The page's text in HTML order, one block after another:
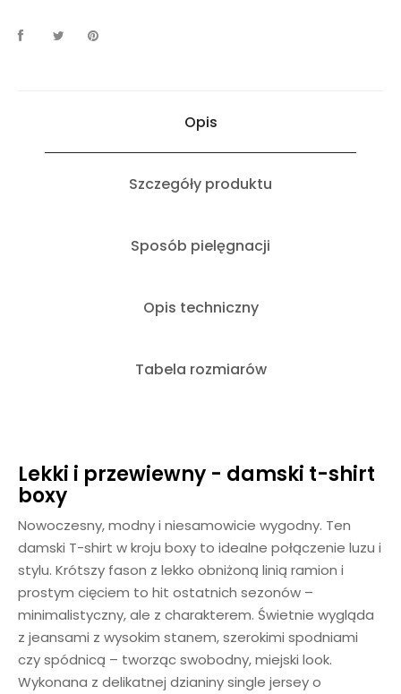
Opis
Szczegóły produktu
Sposób pielęgnacji
Opis techniczny
Tabela rozmiarów
Lekki i przewiewny - damski t-shirt
boxy
Nowoczesny, modny i niesamowicie wygodny. Ten
damski T-shirt w kroju boxy to idealne połączenie luzu i
stylu. Krótszy fason z lekko obniżoną linią ramion i
prostym cięciem to hit ostatnich sezonów –
minimalistyczny, ale z charakterem. Świetnie wygląda
z jeansami z wysokim stanem, szerokimi spodniami
czy spódnicą – tworząc swobodny, miejski look.
Wykonana z delikatnej dzianiny single jersey o